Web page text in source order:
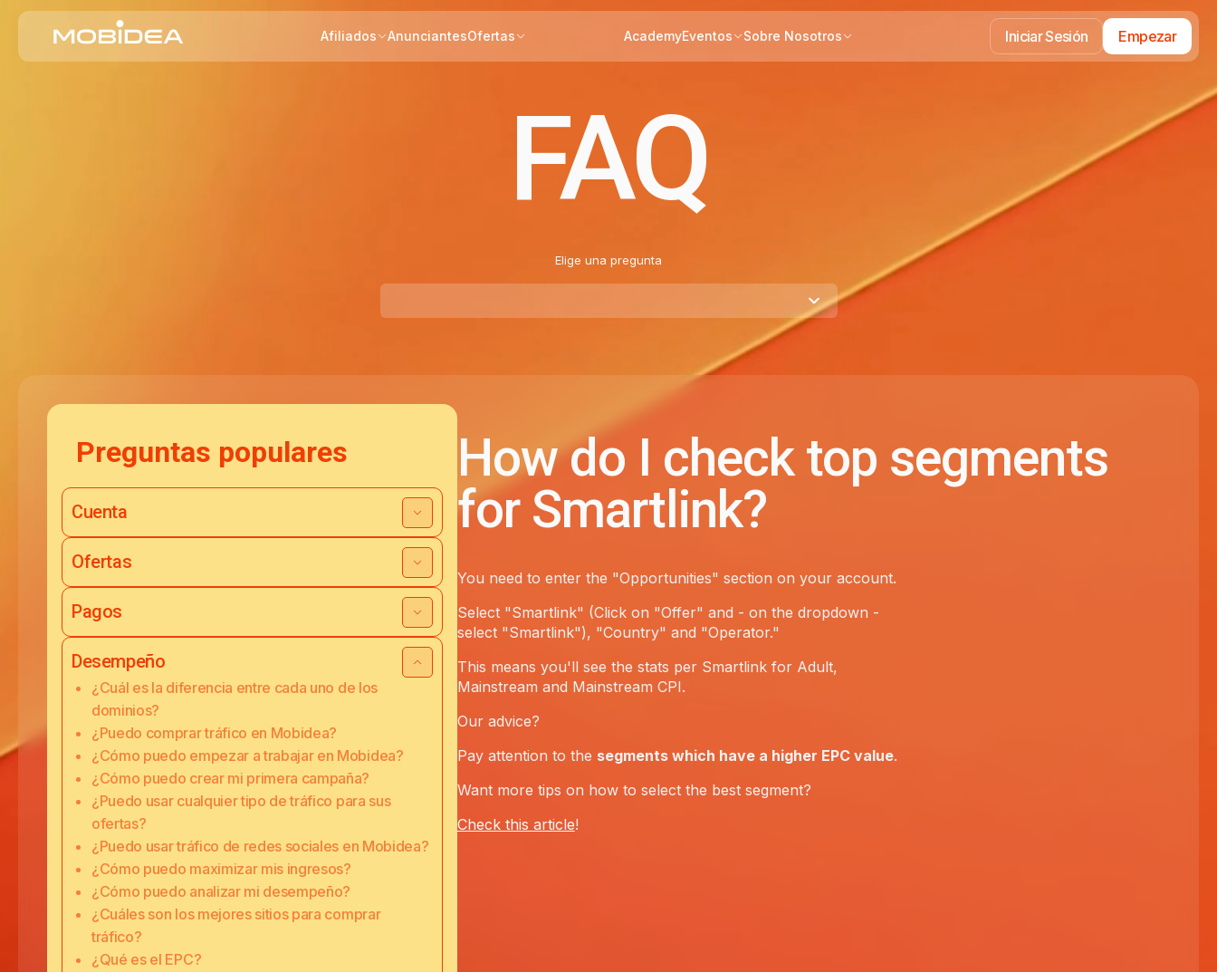
Afiliados AnunciantesOfertas AcademyEventos Sobre Nosotros Iniciar Sesión Empezar
FAQ
Elige una pregunta
Preguntas populares
Cuenta
Ofertas
Pagos
Desempeño
¿Cuál es la diferencia entre cada uno de los
dominios?
¿Puedo comprar tráfico en Mobidea?
¿Cómo puedo empezar a trabajar en Mobidea?
¿Cómo puedo crear mi primera campaña?
¿Puedo usar cualquier tipo de tráfico para sus
ofertas?
¿Puedo usar tráfico de redes sociales en Mobidea?
¿Cómo puedo maximizar mis ingresos?
¿Cómo puedo analizar mi desempeño?
¿Cuáles son los mejores sitios para comprar
tráfico?
¿Qué es el EPC?
How do I check top segments
for Smartlink?
You need to enter the "Opportunities" section on your account.
Select "Smartlink" (Click on "Offer" and - on the dropdown -
select "Smartlink"), "Country" and "Operator."
This means you'll see the stats per Smartlink for Adult,
Mainstream and Mainstream CPI.
Our advice?
Pay attention to the segments which have a higher EPC value.
Want more tips on how to select the best segment?
Check this article!